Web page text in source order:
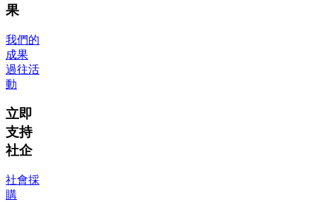
果
我們的
成果
過往活
動
立即
支持
社企
社會採
購